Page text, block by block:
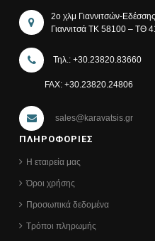
2ο χλμ Γιαννιτσών-Εδέσσης
Γιαννιτσά ΤΚ 58100 – ΤΘ
Τηλ.: +30.23820.83660
FAX: +30.23820.24806
sales@karavatsis.gr
ΠΛΗΡΟΦΟΡΙΕΣ
Η εταιρεία μας
Όροι χρήσης
Προσωπικά δεδομένα
Τρόποι πληρωμής